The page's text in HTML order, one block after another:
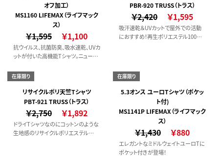
オフ加工）
MS1160 LIFEMAX（ライフマック
ス）
￥1,595 ￥1,100
抗ウイルス、抗菌防臭、吸水速乾、UVカ
ットが付いた高機能Tシャツ。ニューノ
PBR-920 TRUSS（トラス）
￥2,420 ￥1,595
吸汗速乾＆UVカットで屋外での活動
におすすめ！再生ポリエステル100％
在庫限り
リサイクルポリ天竺Tシャツ
PBT-921 TRUSS（トラス）
￥2,750 ￥1,892
ドライTシャツなのにコットンのような
生地感のリサイクルポリエステル
在庫限り
5.3オンス ユーロTシャツ（ポケッ
ト付)
MS1141P LIFEMAX（ライフマック
ス）
￥1,430 ￥880
エレガントなミドルウェイトユーロTに
ポケット付きが登場！